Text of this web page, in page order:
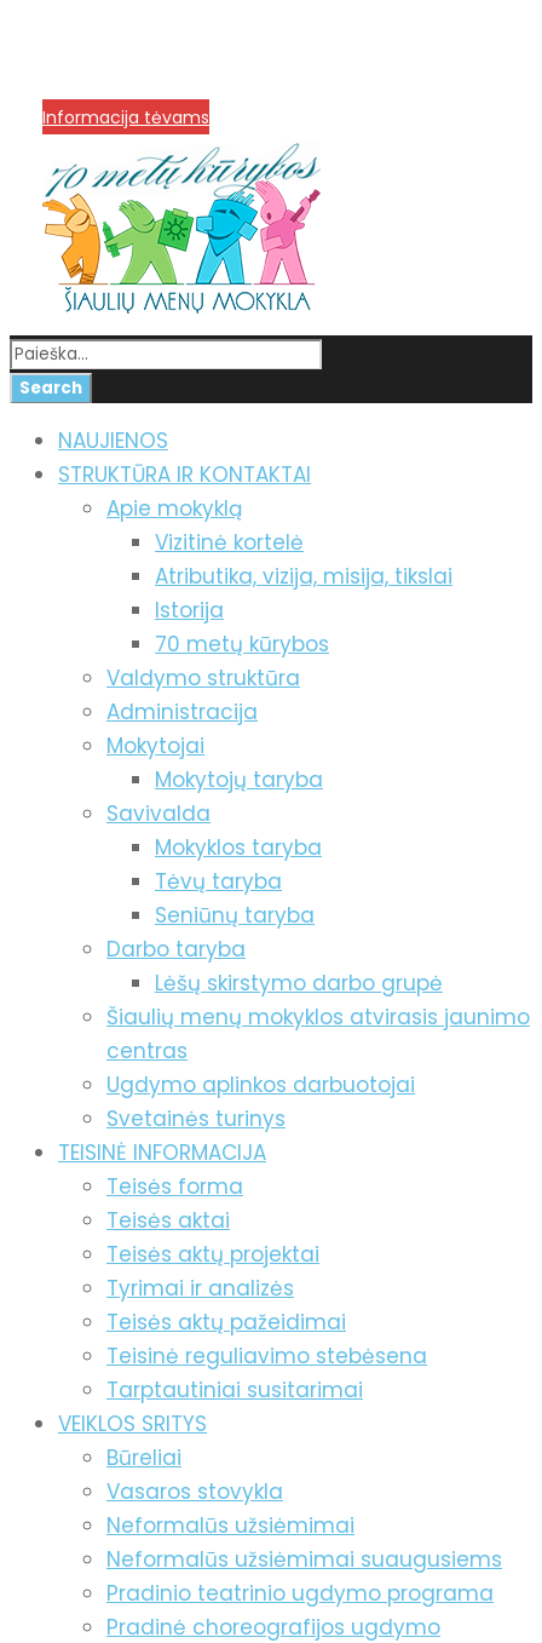
Informacija tėvams
NAUJIENOS
STRUKTŪRA IR KONTAKTAI
Apie mokyklą
Vizitinė kortelė
Atributika, vizija, misija, tikslai
Istorija
70 metų kūrybos
Valdymo struktūra
Administracija
Mokytojai
Mokytojų taryba
Savivalda
Mokyklos taryba
Tėvų taryba
Seniūnų taryba
Darbo taryba
Lėšų skirstymo darbo grupė
Šiaulių menų mokyklos atvirasis jaunimo
centras
Ugdymo aplinkos darbuotojai
Svetainės turinys
TEISINĖ INFORMACIJA
Teisės forma
Teisės aktai
Teisės aktų projektai
Tyrimai ir analizės
Teisės aktų pažeidimai
Teisinė reguliavimo stebėsena
Tarptautiniai susitarimai
VEIKLOS SRITYS
Būreliai
Vasaros stovykla
Neformalūs užsiėmimai
Neformalūs užsiėmimai suaugusiems
Pradinio teatrinio ugdymo programa
Pradinė choreografijos ugdymo